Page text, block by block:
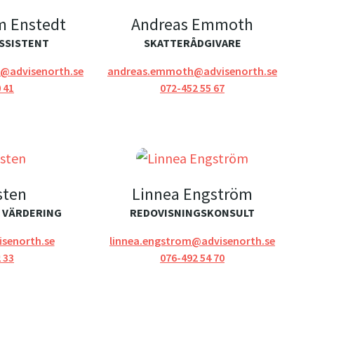
Enstedt
41
Andreas Emmoth
SKATTERÅDGIVARE
andreas.emmoth@advisenorth.se
072-452 55 67
33
Linnea Engström
REDOVISNINGSKONSULT
linnea.engstrom@advisenorth.se
076-492 54 70